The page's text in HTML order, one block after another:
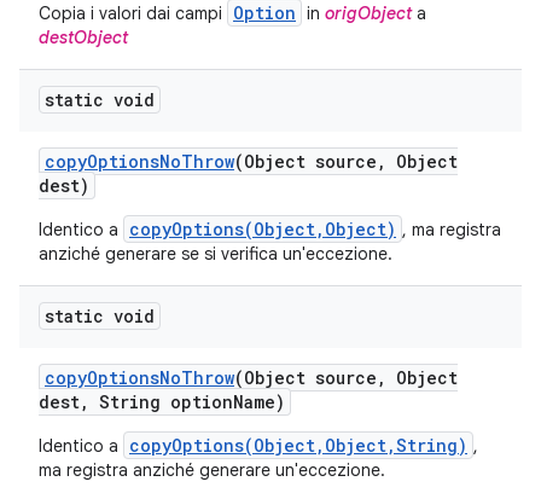
Copia i valori dai campi Option in origObjecta
destObject
static void
copyOptionsNoThrow(Object source ,
Object
dest)
Identico a copyOptions(Object,Object) , ma registra
anziché generare se si verifica un'eccezione.
static void
copyOptionsNoThrow(Object source ,
Object
dest, String optionName)
Identico a copyOptions(Object,Object,String) ,
ma registra anziché generare un'eccezione.